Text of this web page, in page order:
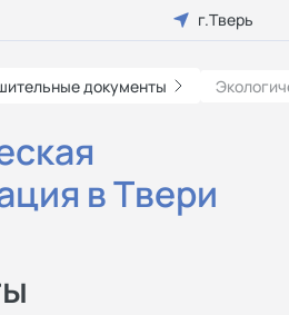
г.Тверь
документы
в Твери